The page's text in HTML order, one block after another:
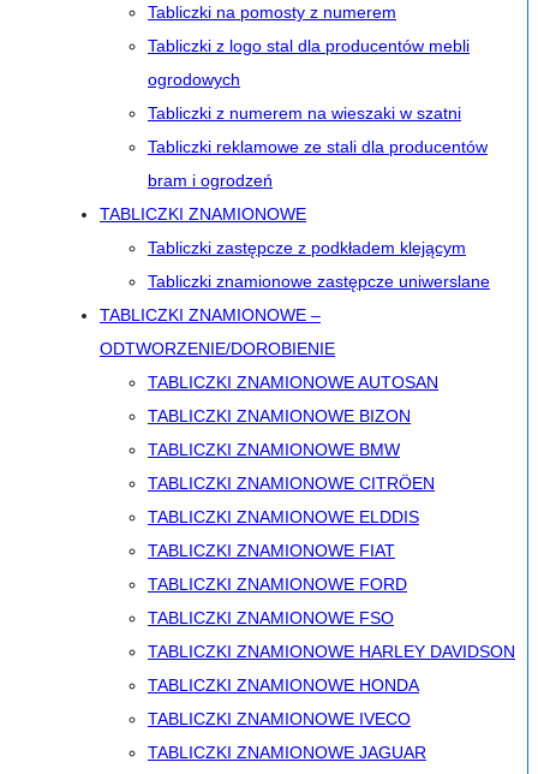
Tabliczki na pomosty z numerem
Tabliczki z logo stal dla producentów mebli
ogrodowych
Tabliczki z numerem na wieszaki w szatni
Tabliczki reklamowe ze stali dla producentów
bram i ogrodzeń
TABLICZKI ZNAMIONOWE
Tabliczki zastępcze z podkładem klejącym
Tabliczki znamionowe zastępcze uniwerslane
TABLICZKI ZNAMIONOWE –
ODTWORZENIE/DOROBIENIE
TABLICZKI ZNAMIONOWE AUTOSAN
TABLICZKI ZNAMIONOWE BIZON
TABLICZKI ZNAMIONOWE BMW
TABLICZKI ZNAMIONOWE CITRÖEN
TABLICZKI ZNAMIONOWE ELDDIS
TABLICZKI ZNAMIONOWE FIAT
TABLICZKI ZNAMIONOWE FORD
TABLICZKI ZNAMIONOWE FSO
TABLICZKI ZNAMIONOWE HARLEY DAVIDSON
TABLICZKI ZNAMIONOWE HONDA
TABLICZKI ZNAMIONOWE IVECO
TABLICZKI ZNAMIONOWE JAGUAR